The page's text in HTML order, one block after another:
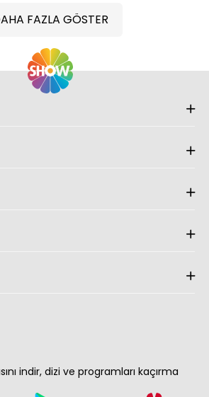
FAZLA GÖSTER
indir, dizi ve programları kaçırma